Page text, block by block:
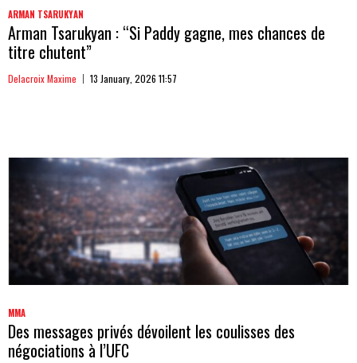
ARMAN TSARUKYAN
Arman Tsarukyan : “Si Paddy gagne, mes chances de
titre chutent”
Delacroix Maxime 13 January, 2026 11:57
MMA
Des messages privés dévoilent les coulisses des
négociations à l’UFC